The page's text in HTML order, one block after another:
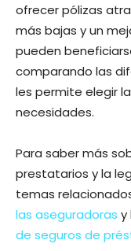
ofrecer pólizas
más bajas y un
pueden
comparando las
les permite elegir
necesidades.
Para saber más
prestatarios y la
temas
las aseguradoras y
de seguros de